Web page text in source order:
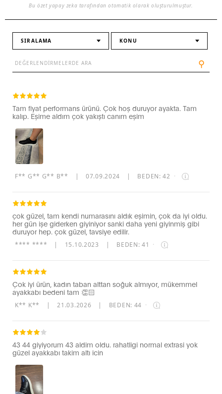
Bu özet yapay zeka tarafından otomatik olarak oluşturulmuştur.
SIRALAMA KONU
⚲
Tam fiyat performans ürünü. Çok hoş duruyor ayakta. Tam
kalıp. Eşime aldım çok yakıştı canım eşim
F** G** G** B** | 07.09.2024 | BEDEN: 42 ·
çok güzel, tam kendi numarasını aldık eşimin, çok da iyi oldu.
her gün işe giderken giyiniyor sanki daha yeni giyinmiş gibi
duruyor hep. çok güzel, tavsiye edilir.
**** **** | 15.10.2023 | BEDEN: 41 ·
Çok iyi ürün, kadın taban alttan soğuk almıyor, mükemmel
ayakkabı bedeni tam 👏🏻
K** K** | 21.03.2026 | BEDEN: 44 ·
43 44 giyiyorum 43 aldim oldu. rahatligi normal extrasi yok
güzel ayakkabı takim altı icin